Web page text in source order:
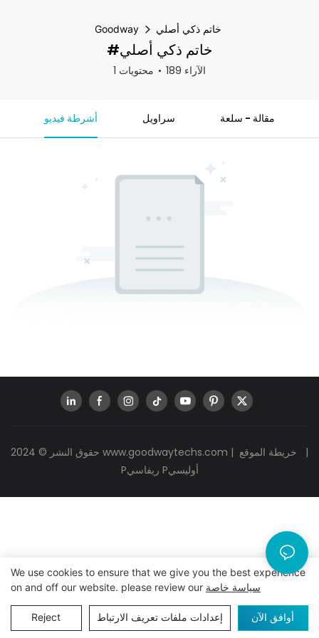
Goodway خاتم ذكي أصلي
#خاتم ذكي أصلي
1 محتويات 189 الآراء
أشرطة فيديو سراويل مقالة - سلعة
www.goodwaytechs.com |
|
Pريفاسي Pأوليسي
We use cookies to ensure that we give you the best experience
on and off our website. please review our سياسة خاصة
Reject إعدادات ملفات تعريف الارتباط أوافق الآن